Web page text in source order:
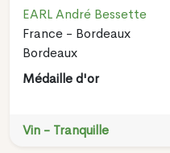
EARL André Bessette
France - Bordeaux
Bordeaux
Médaille d'or
Vin - Tranquille